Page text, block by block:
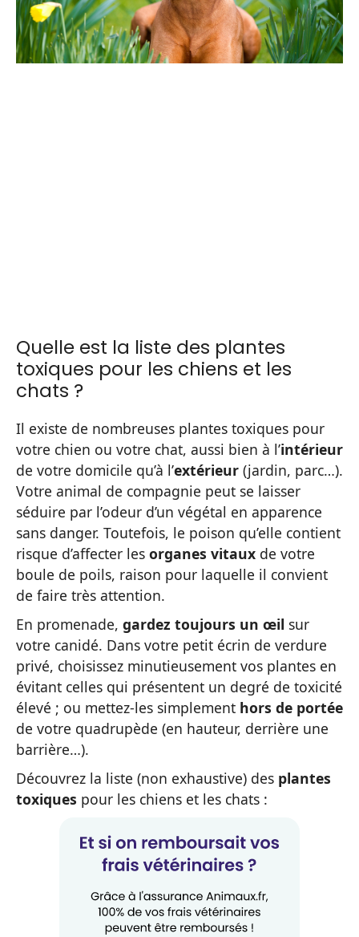
Quelle est la liste des plantes
toxiques pour les chiens et les
chats ?
Il existe de nombreuses plantes toxiques pour
votre chien ou votre chat, aussi bien à l’intérieur
de votre domicile qu’à l’extérieur (jardin, parc…).
Votre animal de compagnie peut se laisser
séduire par l’odeur d’un végétal en apparence
sans danger. Toutefois, le poison qu’elle contient
risque d’affecter les organes vitaux de votre
boule de poils, raison pour laquelle il convient
de faire très attention.
En promenade, gardez toujours un œil sur
votre canidé. Dans votre petit écrin de verdure
privé, choisissez minutieusement vos plantes en
évitant celles qui présentent un degré de toxicité
élevé ; ou mettez-les simplement hors de portée
de votre quadrupède (en hauteur, derrière une
barrière…).
Découvrez la liste (non exhaustive) des plantes
toxiques pour les chiens et les chats :